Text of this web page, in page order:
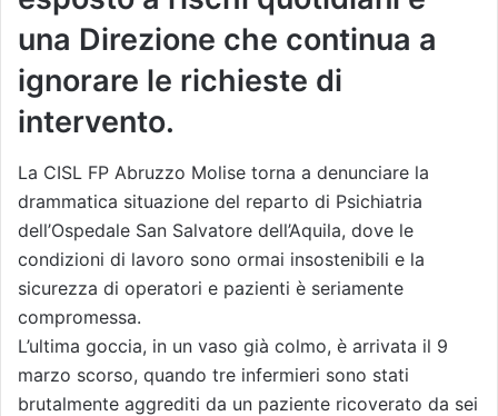
una Direzione che continua a
ignorare le richieste di
intervento.
La CISL FP Abruzzo Molise torna a denunciare la
drammatica situazione del reparto di Psichiatria
dell’Ospedale San Salvatore dell’Aquila, dove le
condizioni di lavoro sono ormai insostenibili e la
sicurezza di operatori e pazienti è seriamente
compromessa.
L’ultima goccia, in un vaso già colmo, è arrivata il 9
marzo scorso, quando tre infermieri sono stati
brutalmente aggrediti da un paziente ricoverato da sei